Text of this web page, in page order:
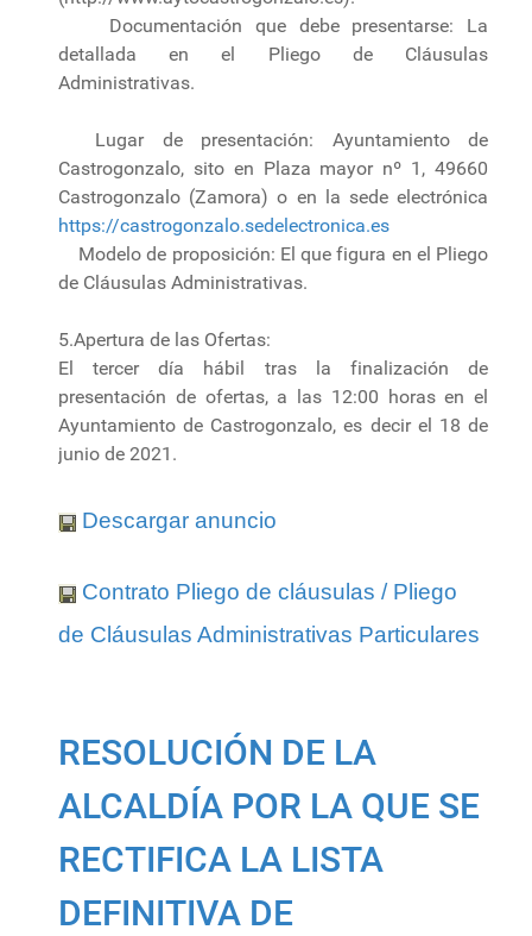
Documentación que debe presentarse: La
detallada en el Pliego de Cláusulas
Administrativas.
Lugar de presentación: Ayuntamiento de
Castrogonzalo, sito en Plaza mayor nº 1, 49660
Castrogonzalo (Zamora) o en la sede electrónica
https://castrogonzalo.sedelectronica.es
Modelo de proposición: El que figura en el Pliego
de Cláusulas Administrativas.
5.Apertura de las Ofertas:
El tercer día hábil tras la finalización de
presentación de ofertas, a las 12:00 horas en el
Ayuntamiento de Castrogonzalo, es decir el 18 de
junio de 2021.
Descargar anuncio
Contrato Pliego de cláusulas / Pliego
de Cláusulas Administrativas Particulares
RESOLUCIÓN DE LA
ALCALDÍA POR LA QUE SE
RECTIFICA LA LISTA
DEFINITIVA DE